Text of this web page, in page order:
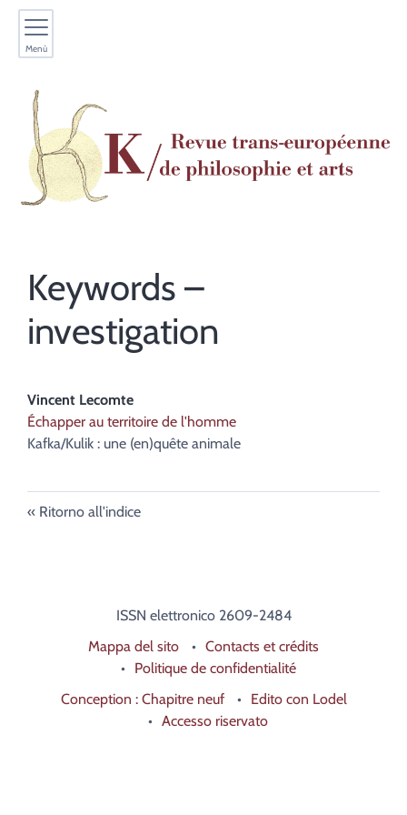
Menù
Keywords –
investigation
Vincent Lecomte
Échapper au territoire de l'homme
Kafka/Kulik : une (en)quête animale
Ritorno all'indice
ISSN elettronico 2609-2484
Mappa del sito
Contacts et crédits
Politique de confidentialité
Conception : Chapitre neuf
Edito con Lodel
Accesso riservato